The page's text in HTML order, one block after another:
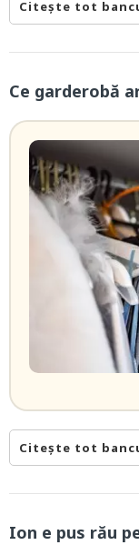
Citește tot
Ce garderobă
Citește tot
Ion e pus rău